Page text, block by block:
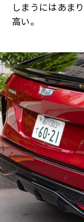
しまうにはあま
高い。